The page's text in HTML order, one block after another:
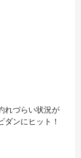
れづらい状況が
ンにヒット！